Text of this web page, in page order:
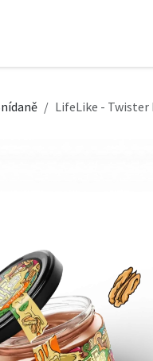
LifeLike - Twister